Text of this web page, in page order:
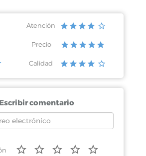
Quintana Roo
Quintana Roo
No. 359 Col. Naval
Atención
Precio
Calidad
Escribir comentario